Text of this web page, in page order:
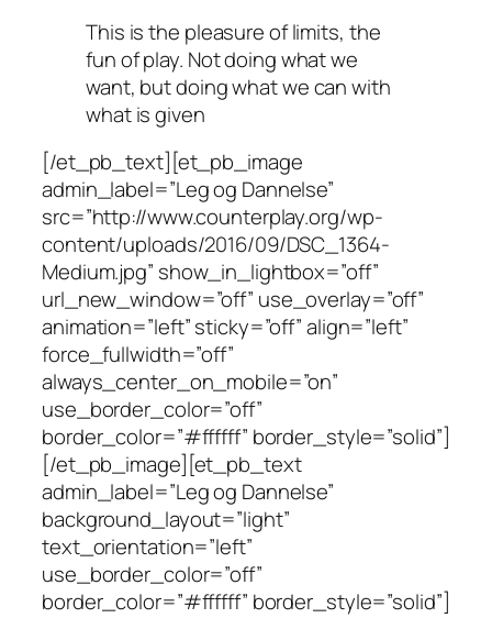
This is the pleasure of limits, the
fun of play. Not doing what we
want, but doing what we can with
what is given
[/et_pb_text][et_pb_image
admin_label=”Leg og Dannelse”
src=”http://www.counterplay.org/wp-
content/uploads/2016/09/DSC_1364-
Medium.jpg” show_in_lightbox=”off”
url_new_window=”off” use_overlay=”off”
animation=”left” sticky=”off” align=”left”
force_fullwidth=”off”
always_center_on_mobile=”on”
use_border_color=”off”
border_color=”#ffffff” border_style=”solid”]
[/et_pb_image][et_pb_text
admin_label=”Leg og Dannelse”
background_layout=”light”
text_orientation=”left”
use_border_color=”off”
border_color=”#ffffff” border_style=”solid”]